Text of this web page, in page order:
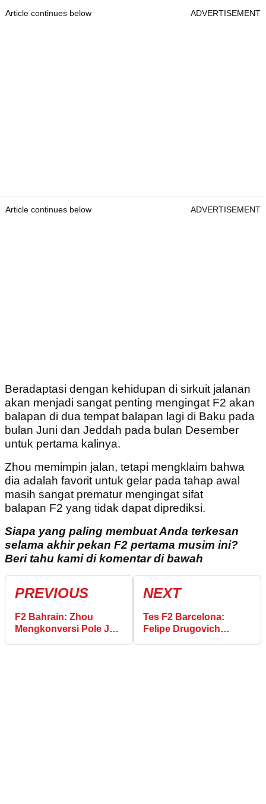
Article continues below ADVERTISEMENT
Article continues below ADVERTISEMENT
Beradaptasi dengan kehidupan di sirkuit jalanan
akan menjadi sangat penting mengingat F2 akan
balapan di dua tempat balapan lagi di Baku pada
bulan Juni dan Jeddah pada bulan Desember
untuk pertama kalinya.
Zhou memimpin jalan, tetapi mengklaim bahwa
dia adalah favorit untuk gelar pada tahap awal
masih sangat prematur mengingat sifat
balapan F2 yang tidak dapat diprediksi.
Siapa yang paling membuat Anda terkesan
selama akhir pekan F2 pertama musim ini?
Beri tahu kami di komentar di bawah
PREVIOUS
F2 Bahrain: Zhou
Mengkonversi Pole Jadi
NEXT
Tes F2 Barcelona:
Felipe Drugovich